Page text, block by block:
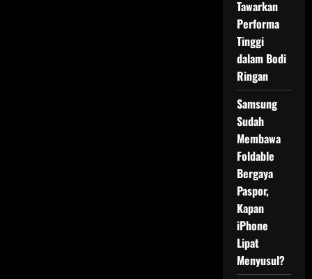
Tawarkan
Performa
Tinggi
dalam Bodi
Ringan
Samsung
Sudah
Membawa
Foldable
Bergaya
Paspor,
Kapan
iPhone
Lipat
Menyusul?